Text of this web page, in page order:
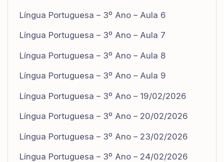
Língua Portuguesa – 3º Ano – Aula 6
Língua Portuguesa – 3º Ano – Aula 7
Língua Portuguesa – 3º Ano – Aula 8
Língua Portuguesa – 3º Ano – Aula 9
Língua Portuguesa – 3º Ano – 19/02/2026
Língua Portuguesa – 3º Ano – 20/02/2026
Língua Portuguesa – 3º Ano – 23/02/2026
Língua Portuguesa – 3º Ano – 24/02/2026